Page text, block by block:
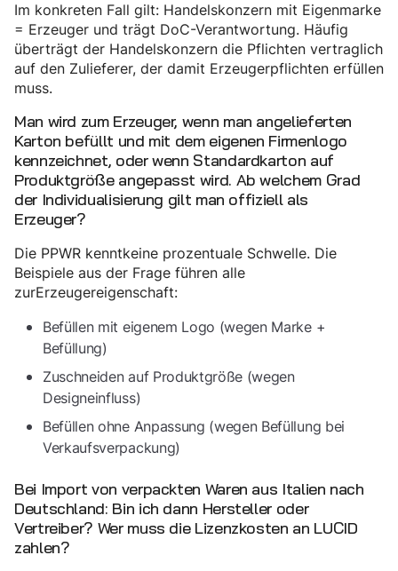
Im konkreten Fall gilt: Handelskonzern mit Eigenmarke
= Erzeuger und trägt DoC-Verantwortung. Häufig
überträgt der Handelskonzern die Pflichten vertraglich
auf den Zulieferer, der damit Erzeugerpflichten erfüllen
muss.
Man wird zum Erzeuger, wenn man angelieferten
Karton befüllt und mit dem eigenen Firmenlogo
kennzeichnet, oder wenn Standardkarton auf
Produktgröße angepasst wird. Ab welchem Grad
der Individualisierung gilt man offiziell als
Erzeuger?
Die PPWR kenntkeine prozentuale Schwelle. Die
Beispiele aus der Frage führen alle
zurErzeugereigenschaft:
Befüllen mit eigenem Logo (wegen Marke +
Befüllung)
Zuschneiden auf Produktgröße (wegen
Designeinfluss)
Befüllen ohne Anpassung (wegen Befüllung bei
Verkaufsverpackung)
Bei Import von verpackten Waren aus Italien nach
Deutschland: Bin ich dann Hersteller oder
Vertreiber? Wer muss die Lizenzkosten an LUCID
zahlen?